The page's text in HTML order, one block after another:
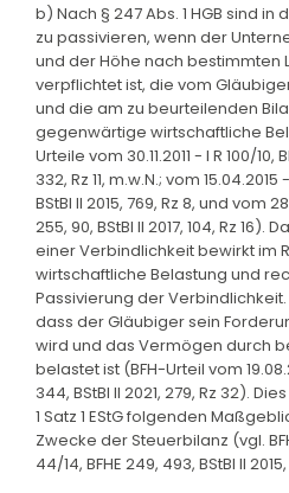
b) Nach § 247 Abs. 1 HGB sind
zu passivieren, wenn der
und der Höhe nach bestimmten
verpflichtet ist, die vom
und die am zu beurteilenden
gegenwärtige wirtschaftliche
Urteile vom 30.11.2011 - I R 100/10,
332, Rz 11, m.w.N.; vom
BStBl II 2015, 769, Rz 8, und vom
255, 90, BStBl II 2017, 104, Rz 16).
einer Verbindlichkeit bewirkt im
wirtschaftliche Belastung und
Passivierung der
dass der Gläubiger sein
wird und das Vermögen durch
belastet ist (BFH-Urteil vom
344, BStBl II 2021, 279, Rz 32).
1 Satz 1 EStG folgenden
Zwecke der Steuerbilanz (vgl.
44/14, BFHE 249, 493, BStBl II